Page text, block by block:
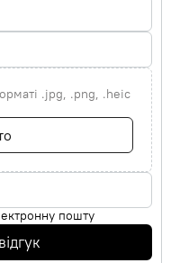
.jpg, .png, .heic
пошту